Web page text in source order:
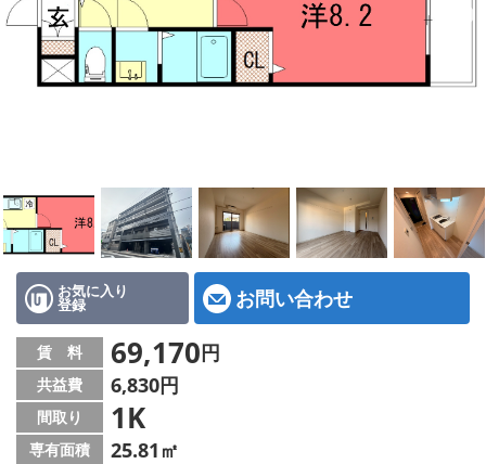
一人暮らしの物件特集
ペット相談OKの賃貸！
ハウスメーカー施工特集！
路線·駅から探す
IT重説について
スタッフ紹介
賃貸管理の北白川店
店舗情報·アクセス
お気に入り
登録 お問い合わせ
賃 料 69,170円
共益費 6,830円
間取り 1K
専有面積 25.81㎡